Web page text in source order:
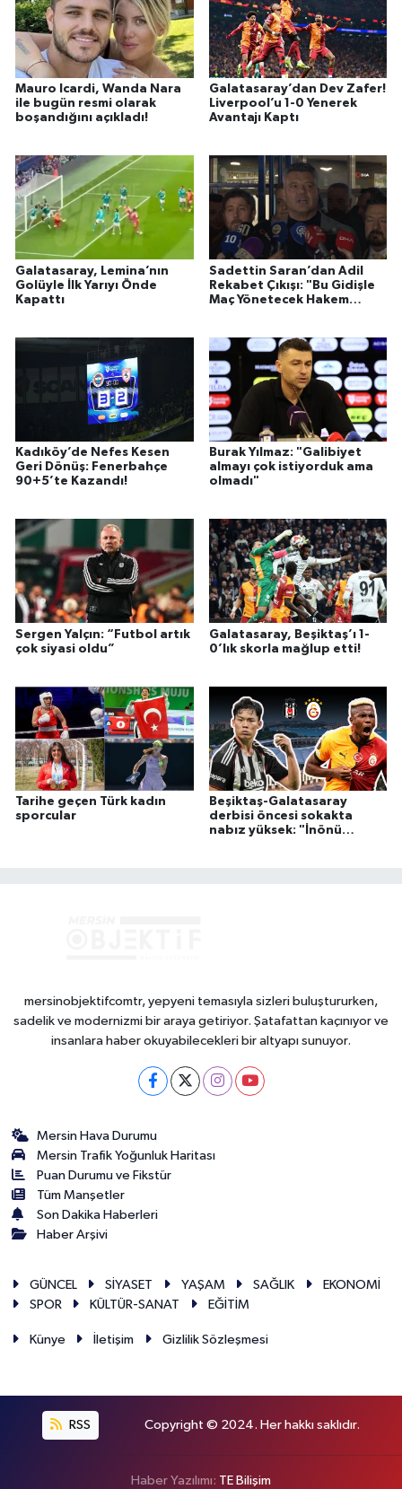
Mauro Icardi, Wanda Nara
ile bugün resmi olarak
boşandığını açıkladı!
Galatasaray’dan Dev Zafer!
Liverpool’u 1-0 Yenerek
Avantajı Kaptı
Galatasaray, Lemina’nın
Golüyle İlk Yarıyı Önde
Kapattı
Sadettin Saran’dan Adil
Rekabet Çıkışı: "Bu Gidişle
Maç Yönetecek Hakem
Kadıköy’de Nefes Kesen
Geri Dönüş: Fenerbahçe
90+5’te Kazandı!
Burak Yılmaz: "Galibiyet
almayı çok istiyorduk ama
olmadı"
Sergen Yalçın: “Futbol artık
çok siyasi oldu”
Galatasaray, Beşiktaş’ı 1-
0’lık skorla mağlup etti!
Tarihe geçen Türk kadın
sporcular
Beşiktaş-Galatasaray
derbisi öncesi sokakta
nabız yüksek: "İnönü
mersinobjektifcomtr, yepyeni temasıyla sizleri buluştururken,
sadelik ve modernizmi bir araya getiriyor. Şatafattan kaçınıyor ve
insanlara haber okuyabilecekleri bir altyapı sunuyor.
Mersin Hava Durumu
Mersin Trafik Yoğunluk Haritası
Puan Durumu ve Fikstür
Tüm Manşetler
Son Dakika Haberleri
Haber Arşivi
GÜNCEL SİYASET YAŞAM SAĞLIK
EKONOMİ
SPOR
KÜLTÜR-SANAT EĞİTİM
Künye İletişim Gizlilik Sözleşmesi
RSS Copyright © 2024. Her hakkı saklıdır.
Haber Yazılımı: TE Bilişim